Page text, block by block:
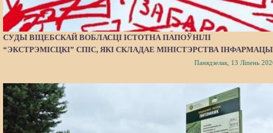
СУДЫ ВІЦЕБСКАЙ ВОБЛАСЦІ ІСТОТНА ПАПОЎНІЛІ
“ЭКСТРЭМІСЦКІ” СПІС, ЯКІ СКЛАДАЕ МІНІСТЭРСТВА
Панядзелак, 13 Ліпень